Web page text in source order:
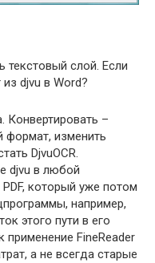
текстовый слой. Если
из djvu в Word?
Конвертировать –
формат, изменить
DjvuOCR.
djvu в любой
который уже потом
например,
этого пути в его
применение FineReader
а не всегда старые